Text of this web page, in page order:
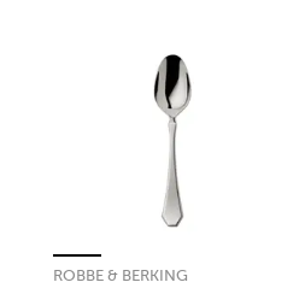
ROBBE & BERKING